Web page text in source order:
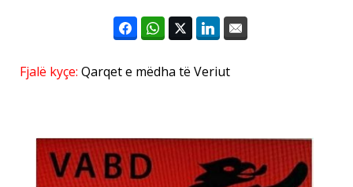
Fjalë kyçe: Qarqet e mëdha të Veriut